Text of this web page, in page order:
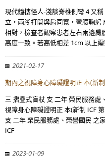
現代鐘樓怪人-淺談脊椎側彎 4 又
立，兩腳打開與肩同寬，彎腰鞠躬
相對，檢查者觀察患者左右兩邊肩
高度一致。若高低相差 1cm 以上
2021-02-17
期內之視障身心障礙證明正 本(新
三 摺疊式盲杖 支 二年 榮民服務處
視障身心障礙證明正 本(新制 ICF
支 二年 榮民服務處、榮譽國民 之
ICF
2023-01-09